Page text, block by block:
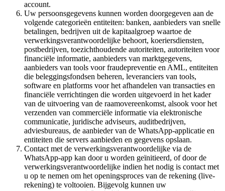
account.
Uw persoonsgegevens kunnen worden doorgegeven aan de
volgende categorieën entiteiten: banken, aanbieders van snelle
betalingen, bedrijven uit de kapitaalgroep waartoe de
verwerkingsverantwoordelijke behoort, koeriersdiensten,
postbedrijven, toezichthoudende autoriteiten, autoriteiten voor
financiële informatie, aanbieders van marktgegevens,
aanbieders van tools voor fraudepreventie en AML, entiteiten
die beleggingsfondsen beheren, leveranciers van tools,
software en platforms voor het afhandelen van transacties en
financiële verrichtingen die worden uitgevoerd in het kader
van de uitvoering van de raamovereenkomst, alsook voor het
verzenden van commerciële informatie via elektronische
communicatie, juridische adviseurs, auditbedrijven,
adviesbureaus, de aanbieder van de WhatsApp-applicatie en
entiteiten die servers aanbieden en gegevens opslaan.
Contact met de verwerkingsverantwoordelijke via de
WhatsApp-app kan door u worden geïnitieerd, of door de
verwerkingsverantwoordelijke indien het nodig is contact met
u op te nemen om het openingsproces van de rekening (live-
rekening) te voltooien. Bijgevolg kunnen uw